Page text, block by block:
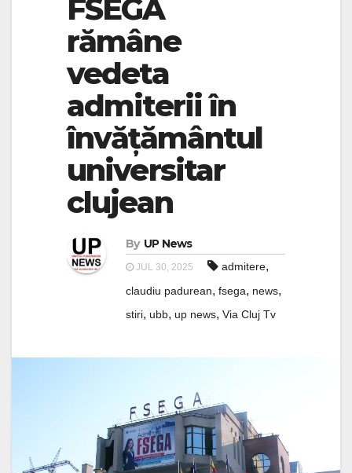
FSEGA
rămâne
vedeta
admiterii în
învățământul
universitar
clujean
By UP News
JUL 30, 2025 admitere,
claudiu padurean, fsega, news,
stiri, ubb, up news, Via Cluj Tv